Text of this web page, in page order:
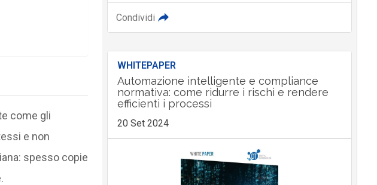
come gli
e non
spesso copie
Condividi
WHITEPAPER
Automazione intelligente e compliance
normativa: come ridurre i rischi e rendere
efficienti i processi
20 Set 2024